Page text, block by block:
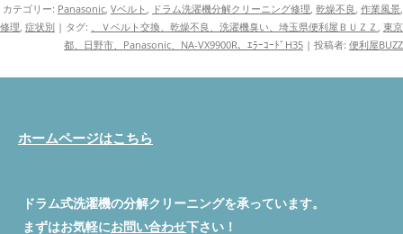
カテゴリー: Panasonic Vベルト ドラム洗濯機分解クリーニング修理 乾燥不良 作業風景
修理 症状別 | タグ: 、Ｖベルト交換、乾燥不良、洗濯機臭い、埼玉県便利屋ＢＵＺＺ 東京
都、日野市、Panasonic、NA-VX9900R、ｴﾗｰｺｰﾄﾞH35 | 投稿者: 便利屋BUZZ
ホームページはこちら
ドラム式洗濯機の分解クリーニングを承っています。
まずはお気軽にお問い合わせ下さい！